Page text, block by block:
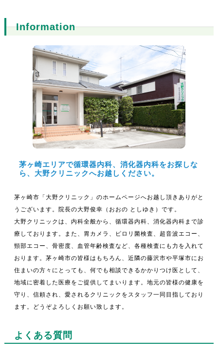
Information
茅ヶ崎エリアで循環器内科、消化器内科をお探しな
ら、大野クリニックへお越しください。
茅ヶ崎市「大野クリニック」のホームページへお越し頂きありがと
うございます。院長の大野俊幸（おおの としゆき）です。
大野クリニックは、内科全般から、循環器内科、消化器内科まで診
療しております。また、胃カメラ、ピロリ菌検査、超音波エコー、
頸部エコー、骨密度、血管年齢検査など、各種検査にも力を入れて
おります。茅ヶ崎市の皆様はもちろん、近隣の藤沢市や平塚市にお
住まいの方々にとっても、何でも相談できるかかりつけ医として、
地域に密着した医療をご提供してまいります。地元の皆様の健康を
守り、信頼され、愛されるクリニックをスタッフ一同目指しており
ます。どうぞよろしくお願い致します。
よくある質問